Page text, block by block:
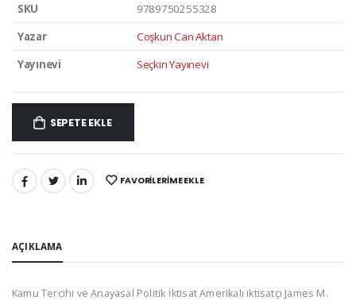
SKU
9789750255328
Yazar
Coşkun Can Aktan
Yayınevi
Seçkin Yayınevi
SEPETE EKLE
PAYLAŞ: FAVORILERIME EKLE
AÇIKLAMA
Kamu Tercihi ve Anayasal Politik İktisat Amerikalı iktisatçı James M.